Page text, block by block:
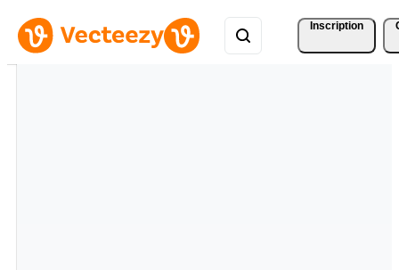
Inscription